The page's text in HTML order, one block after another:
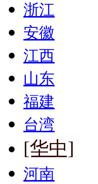
浙江
安徽
江西
山东
福建
台湾
[华中]
河南